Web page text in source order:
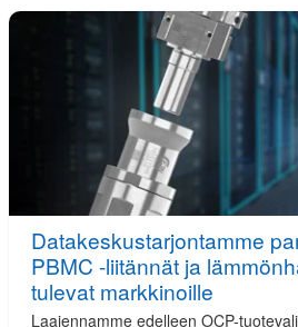
Datakeskustarjontamme
PBMC -liitännät ja
tulevat markkinoille
Laajennamme edelleen OCP-